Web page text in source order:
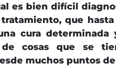
es bien difícil
que
cura determinada
cosas que se
muchos puntos